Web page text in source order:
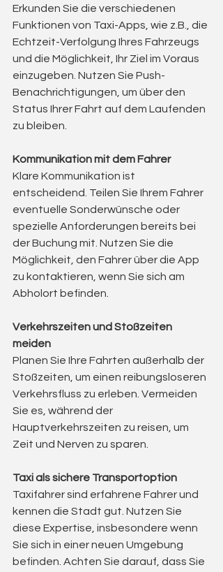
Erkunden Sie die verschiedenen
Funktionen von Taxi-Apps, wie z.B., die
Echtzeit-Verfolgung Ihres Fahrzeugs
und die Möglichkeit, Ihr Ziel im Voraus
einzugeben. Nutzen Sie Push-
Benachrichtigungen, um über den
Status Ihrer Fahrt auf dem Laufenden
zu bleiben.
Kommunikation mit dem Fahrer
Klare Kommunikation ist
entscheidend. Teilen Sie Ihrem Fahrer
eventuelle Sonderwünsche oder
spezielle Anforderungen bereits bei
der Buchung mit. Nutzen Sie die
Möglichkeit, den Fahrer über die App
zu kontaktieren, wenn Sie sich am
Abholort befinden.
Verkehrszeiten und Stoßzeiten
meiden
Planen Sie Ihre Fahrten außerhalb der
Stoßzeiten, um einen reibungsloseren
Verkehrsfluss zu erleben. Vermeiden
Sie es, während der
Hauptverkehrszeiten zu reisen, um
Zeit und Nerven zu sparen.
Taxi als sichere Transportoption
Taxifahrer sind erfahrene Fahrer und
kennen die Stadt gut. Nutzen Sie
diese Expertise, insbesondere wenn
Sie sich in einer neuen Umgebung
befinden. Achten Sie darauf, dass Sie